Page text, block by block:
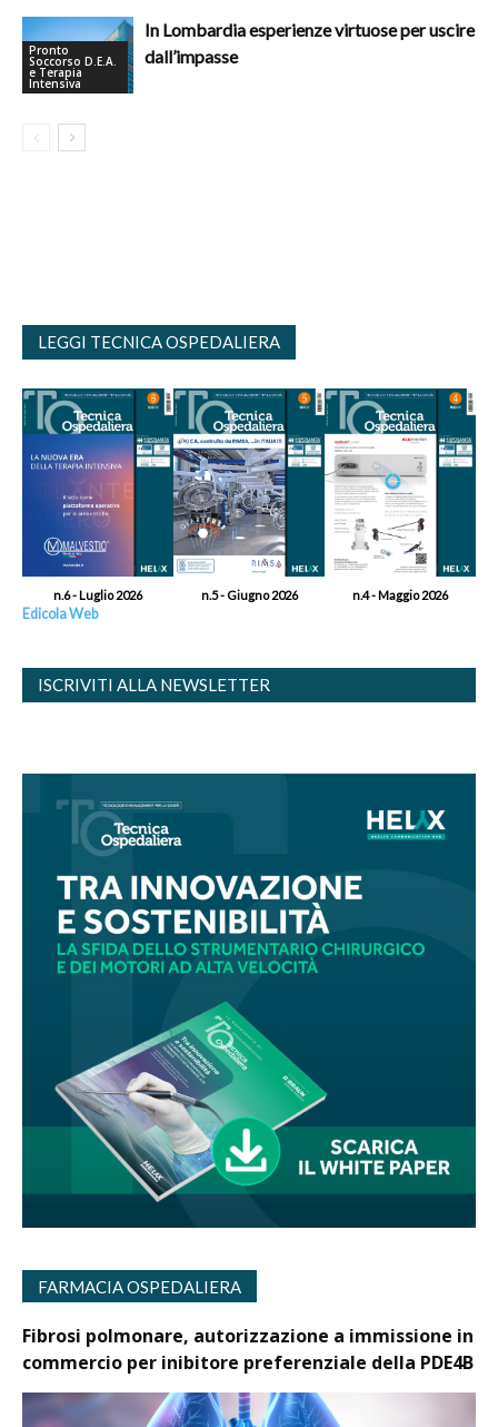
Pronto
Soccorso D.E.A.
e Terapia
Intensiva
In Lombardia esperienze virtuose per uscire
dall’impasse
LEGGI TECNICA OSPEDALIERA
n.6 - Luglio 2026 n.5 - Giugno 2026 n.4 - Maggio 2026
Edicola Web
ISCRIVITI ALLA NEWSLETTER
FARMACIA OSPEDALIERA
Fibrosi polmonare, autorizzazione a immissione in
commercio per inibitore preferenziale della PDE4B